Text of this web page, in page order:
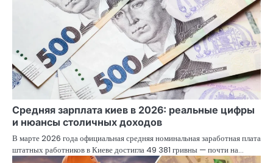
Средняя зарплата киев в 2026: реальные цифры
и нюансы столичных доходов
В марте 2026 года официальная средняя номинальная заработная плата
штатных работников в Киеве достигла 49 381 гривны — почти на…